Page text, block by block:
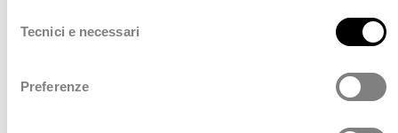
maggiori informazioni consulta anche la nostra
Privacy
Tecnici e necessari
Preferenze